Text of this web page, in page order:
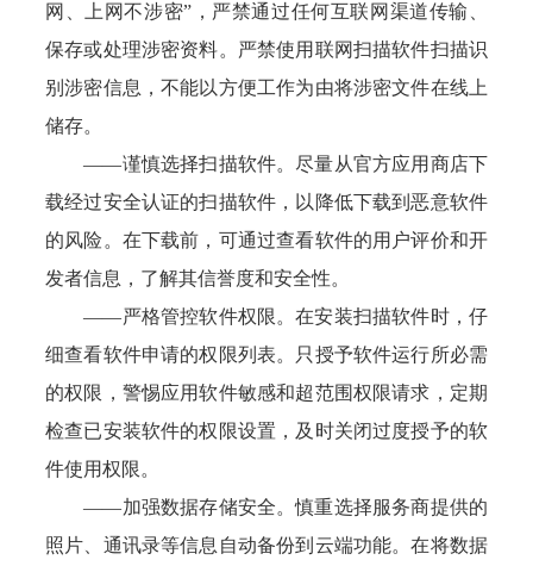
网、上网不涉密”，严禁通过任何互联网渠道传输、
保存或处理涉密资料。严禁使用联网扫描软件扫描识
别涉密信息，不能以方便工作为由将涉密文件在线上
储存。
——谨慎选择扫描软件。尽量从官方应用商店下
载经过安全认证的扫描软件，以降低下载到恶意软件
的风险。在下载前，可通过查看软件的用户评价和开
发者信息，了解其信誉度和安全性。
——严格管控软件权限。在安装扫描软件时，仔
细查看软件申请的权限列表。只授予软件运行所必需
的权限，警惕应用软件敏感和超范围权限请求，定期
检查已安装软件的权限设置，及时关闭过度授予的软
件使用权限。
——加强数据存储安全。慎重选择服务商提供的
照片、通讯录等信息自动备份到云端功能。在将数据